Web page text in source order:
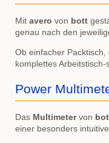
Mit avero von bott
genau nach den
Ob einfacher
komplettes
Power
Das Multimetervon
einer besonders